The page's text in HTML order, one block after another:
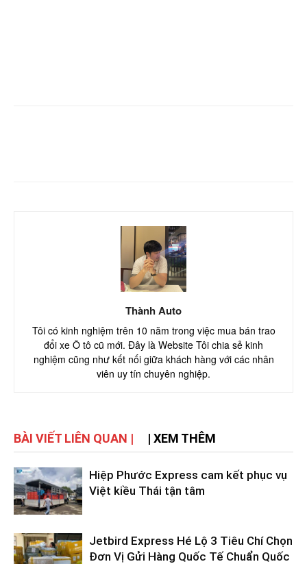
Thành Auto
Tôi có kinh nghiệm trên 10 năm trong việc mua bán trao
đổi xe Ô tô cũ mới. Đây là Website Tôi chia sẻ kinh
nghiệm cũng như kết nối giữa khách hàng với các nhân
viên uy tín chuyên nghiệp.
BÀI VIẾT LIÊN QUAN | | XEM THÊM
Hiệp Phước Express cam kết phục vụ
Việt kiều Thái tận tâm
Jetbird Express Hé Lộ 3 Tiêu Chí Chọn
Đơn Vị Gửi Hàng Quốc Tế Chuẩn Quốc